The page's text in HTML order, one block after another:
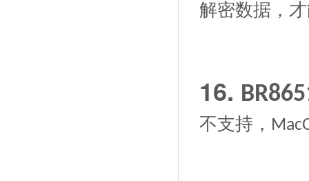
解密数据，
16.
不支持，